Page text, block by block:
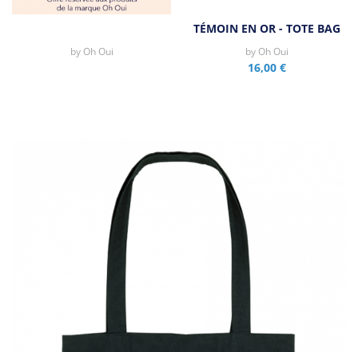
by Oh Oui
TÉMOIN EN OR - TOTE BAG
by Oh Oui
16,00 €